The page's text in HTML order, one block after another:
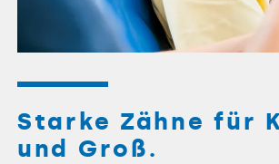
Starke Zähne für
und Groß.